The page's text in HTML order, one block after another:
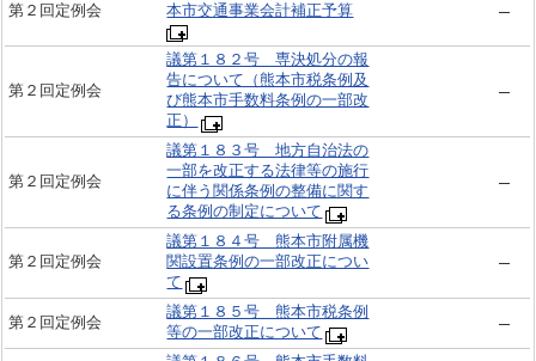
第２回定例会
本市交通事業会計補正予算
第２回定例会
議第１８２号 専決処分の報
告について（熊本市税条例及
び熊本市手数料条例の一部改
正）
第２回定例会
議第１８３号 地方自治法の
一部を改正する法律等の施行
に伴う関係条例の整備に関す
る条例の制定について
第２回定例会
議第１８４号 熊本市附属機
関設置条例の一部改正につい
て
第２回定例会
議第１８５号 熊本市税条例
等の一部改正について